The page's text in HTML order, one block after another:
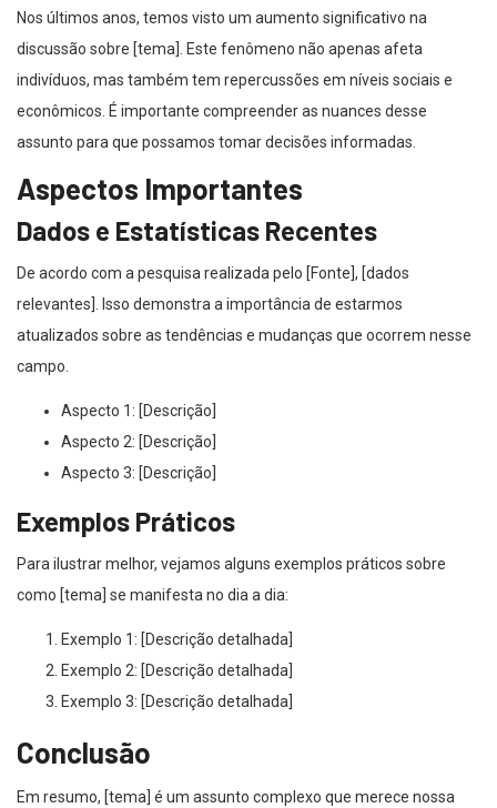
Nos últimos anos, temos visto um aumento significativo na
discussão sobre [tema]. Este fenômeno não apenas afeta
indivíduos, mas também tem repercussões em níveis sociais e
econômicos. É importante compreender as nuances desse
assunto para que possamos tomar decisões informadas.
Aspectos Importantes
Dados e Estatísticas Recentes
De acordo com a pesquisa realizada pelo [Fonte], [dados
relevantes]. Isso demonstra a importância de estarmos
atualizados sobre as tendências e mudanças que ocorrem nesse
campo.
Aspecto 1: [Descrição]
Aspecto 2: [Descrição]
Aspecto 3: [Descrição]
Exemplos Práticos
Para ilustrar melhor, vejamos alguns exemplos práticos sobre
como [tema] se manifesta no dia a dia:
Exemplo 1: [Descrição detalhada]
Exemplo 2: [Descrição detalhada]
Exemplo 3: [Descrição detalhada]
Conclusão
Em resumo, [tema] é um assunto complexo que merece nossa